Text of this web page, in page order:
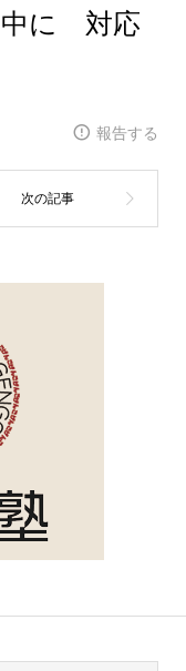
中に 対応
報告する